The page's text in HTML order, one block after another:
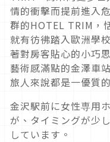
情的衝擊而提前進入
群的HOTEL TRIM，
就有彷彿踏入歐洲學
著對房客貼心的小巧
藝術感滿點的金澤車
旅人來說都是一優質
金沢駅前に女性専用
が、タイミングが少
しています。